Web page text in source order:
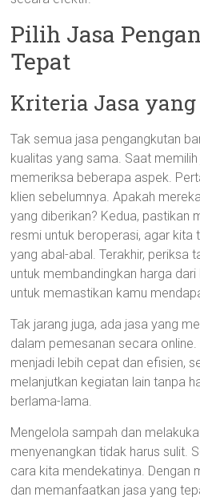
Pilih Jasa
Tepat
Kriteria Jasa
Tak semua jasa pengangkutan
kualitas yang sama. Saat
memeriksa beberapa aspek.
klien sebelumnya. Apakah
yang diberikan? Kedua, pastikan
resmi untuk beroperasi, agar kita
yang abal-abal. Terakhir, periksa
untuk membandingkan harga
untuk memastikan kamu
Tak jarang juga, ada jasa yang
dalam pemesanan secara
menjadi lebih cepat dan efisien,
melanjutkan kegiatan lain tanpa
berlama-lama.
Mengelola sampah dan
menyenangkan tidak harus sulit.
cara kita mendekatinya. Dengan
dan memanfaatkan jasa yang